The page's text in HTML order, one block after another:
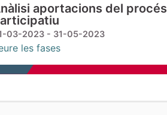
aportacions del procés
03-2023 - 31-05-2023
les fases